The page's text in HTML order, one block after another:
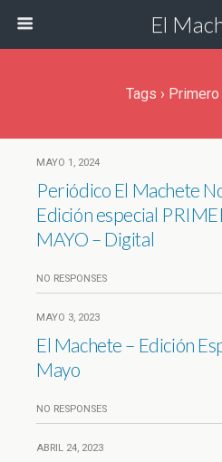
El
Tags ›
MAYO 1, 2024
Periódico El Machete
Edición especial
MAYO – Digital
NO RESPONSES
MAYO 3, 2023
El Machete – Edición
Mayo
NO RESPONSES
ABRIL 24, 2023